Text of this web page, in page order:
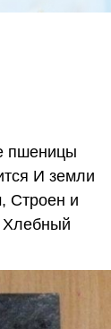
пшеницы
И земли
Строен и
Хлебный